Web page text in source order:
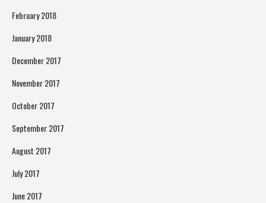
February 2018
January 2018
December 2017
November 2017
October 2017
September 2017
August 2017
July 2017
June 2017